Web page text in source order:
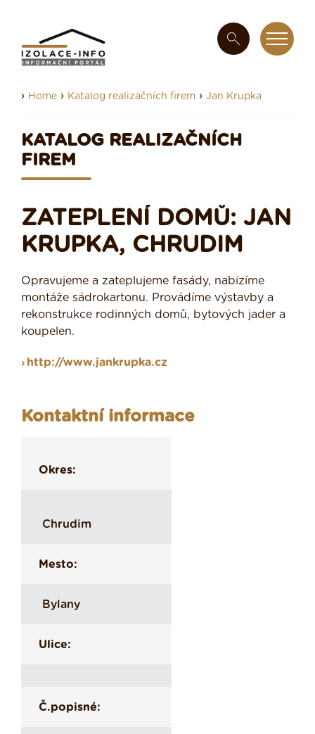
› Home › Katalog realizačních firem › Jan Krupka
KATALOG REALIZAČNÍCH
FIREM
ZATEPLENÍ DOMŮ: JAN
KRUPKA, CHRUDIM
Opravujeme a zateplujeme fasády, nabízíme
montáže sádrokartonu. Provádíme výstavby a
rekonstrukce rodinných domů, bytových jader a
koupelen.
http://www.jankrupka.cz
Kontaktní informace
Okres:
Chrudim
Mesto:
Bylany
Ulice:
Č.popisné: